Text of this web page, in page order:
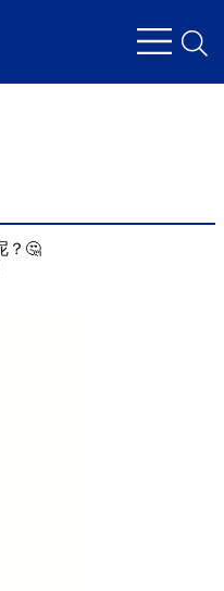
？🤔